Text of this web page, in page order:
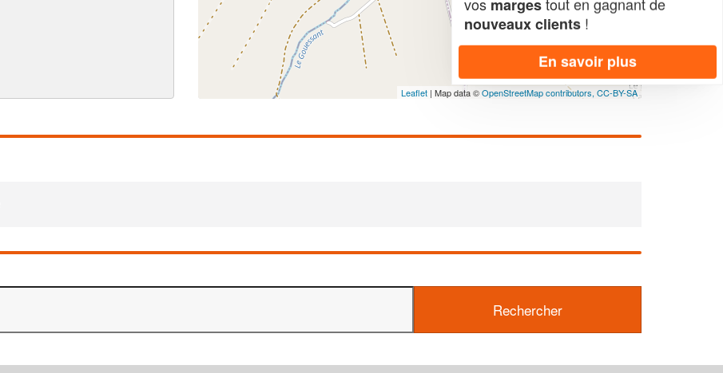
Leaflet | Map data ©OpenStreetMap contributors, CC-BY-SA
marges
nouveaux clients !
En savoir plus